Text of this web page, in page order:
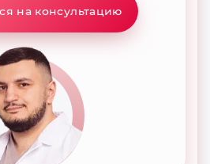
на консультацию